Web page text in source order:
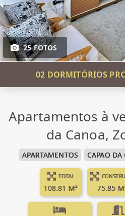
25 FOTOS
02 DORMITÓRIOS
Apartamentos à
da Canoa,
APARTAMENTOS CAPAO DA
TOTAL
108.81 M² 75.85